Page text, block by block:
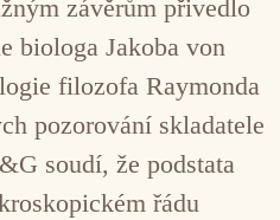
závěrům přivedlo
biologa Jakoba von
filozofa Raymonda
pozorování skladatele
soudí, že podstata
řádu